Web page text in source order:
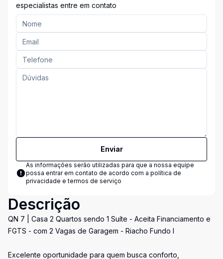
especialistas entre em contato
Enviar
As informações serão utilizadas para que a nossa equipe
possa entrar em contato de acordo com a política de
privacidade e termos de serviço
Descrição
QN 7 | Casa 2 Quartos sendo 1 Suíte - Aceita Financiamento e
FGTS - com 2 Vagas de Garagem - Riacho Fundo I
Excelente oportunidade para quem busca conforto,